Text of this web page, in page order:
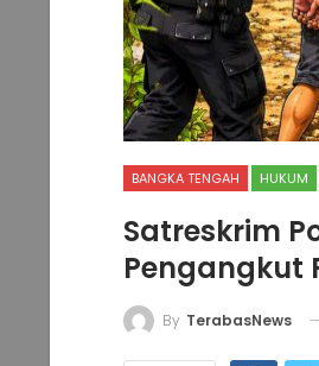
BANGKA TENGAH HUKUM
Satreskrim
Pengangkut
By TerabasNews